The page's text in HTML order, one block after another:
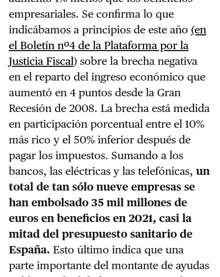
empresariales. Se confirma lo que
indicábamos a principios de este año (en
el Boletín nº4 de la Plataforma por la
Justicia Fiscal) sobre la brecha negativa
en el reparto del ingreso económico que
aumentó en 4 puntos desde la Gran
Recesión de 2008. La brecha está medida
en participación porcentual entre el 10%
más rico y el 50% inferior después de
pagar los impuestos. Sumando a los
bancos, las eléctricas y las telefónicas, un
total de tan sólo nueve empresas se
han embolsado 35 mil millones de
euros en beneficios en 2021, casi la
mitad del presupuesto sanitario de
España. Esto último indica que una
parte importante del montante de ayudas